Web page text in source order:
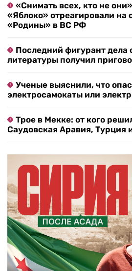
«Снимать всех, кто не
«Яблоко» отреагировали на
«Родины» в ВС РФ
Последний фигурант
литературы получил
Ученые выяснили, что
электросамокаты или
Трое в Мекке: от кого
Саудовская Аравия, Турция